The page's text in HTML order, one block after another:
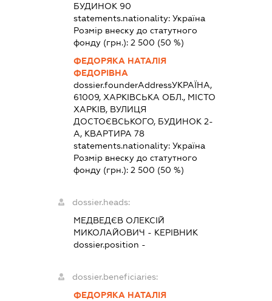
БУДИНОК 90
statements.nationality: Україна
Розмір внеску до статутного
фонду (грн.): 2 500 (50 %)
ФЕДОРЯКА НАТАЛІЯ
ФЕДОРІВНА
dossier.founderAddressУКРАЇНА,
61009, ХАРКІВСЬКА ОБЛ., МІСТО
ХАРКІВ, ВУЛИЦЯ
ДОСТОЄВСЬКОГО, БУДИНОК 2-
А, КВАРТИРА 78
statements.nationality: Україна
Розмір внеску до статутного
фонду (грн.): 2 500 (50 %)
dossier.heads:
МЕДВЕДЄВ ОЛЕКСІЙ
МИКОЛАЙОВИЧ - КЕРІВНИК
dossier.position -
dossier.beneficiaries:
ФЕДОРЯКА НАТАЛІЯ